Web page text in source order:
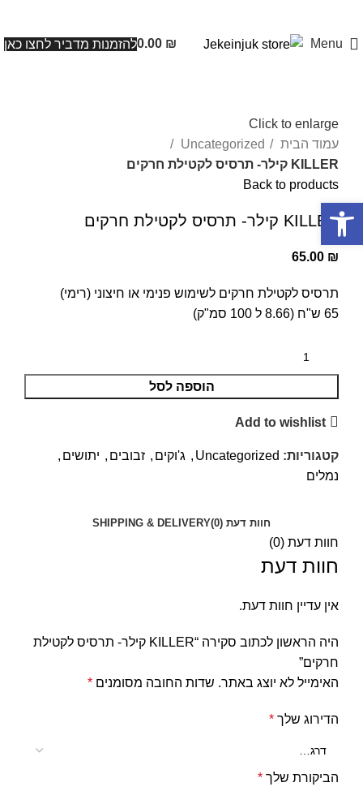
Menu
0.00 ₪ להזמנות מדביר לחצו כאן
Click to enlarge
עמוד הבית
Uncategorized
KILLER קילר- תרסיס לקטילת חרקים
Back to products
KILLER קילר- תרסיס לקטילת חרקים
65.00 ₪
תרסיס לקטילת חרקים לשימוש פנימי או חיצוני (רימי)
65 ש"ח (8.66 ל 100 סמ"ק)
הוספה לסל
Add to wishlist
קטגוריות: Uncategorized
, ג'וקים , זבובים , יתושים ,
נמלים
חוות דעת (0) SHIPPING & DELIVERY
חוות דעת (0)
חוות דעת
אין עדיין חוות דעת.
היה הראשון לכתוב סקירה “KILLER קילר- תרסיס לקטילת
חרקים”
האימייל לא יוצג באתר. שדות החובה מסומנים *
הדירוג שלך *
הביקורת שלך *
פתח סרגל נגישות